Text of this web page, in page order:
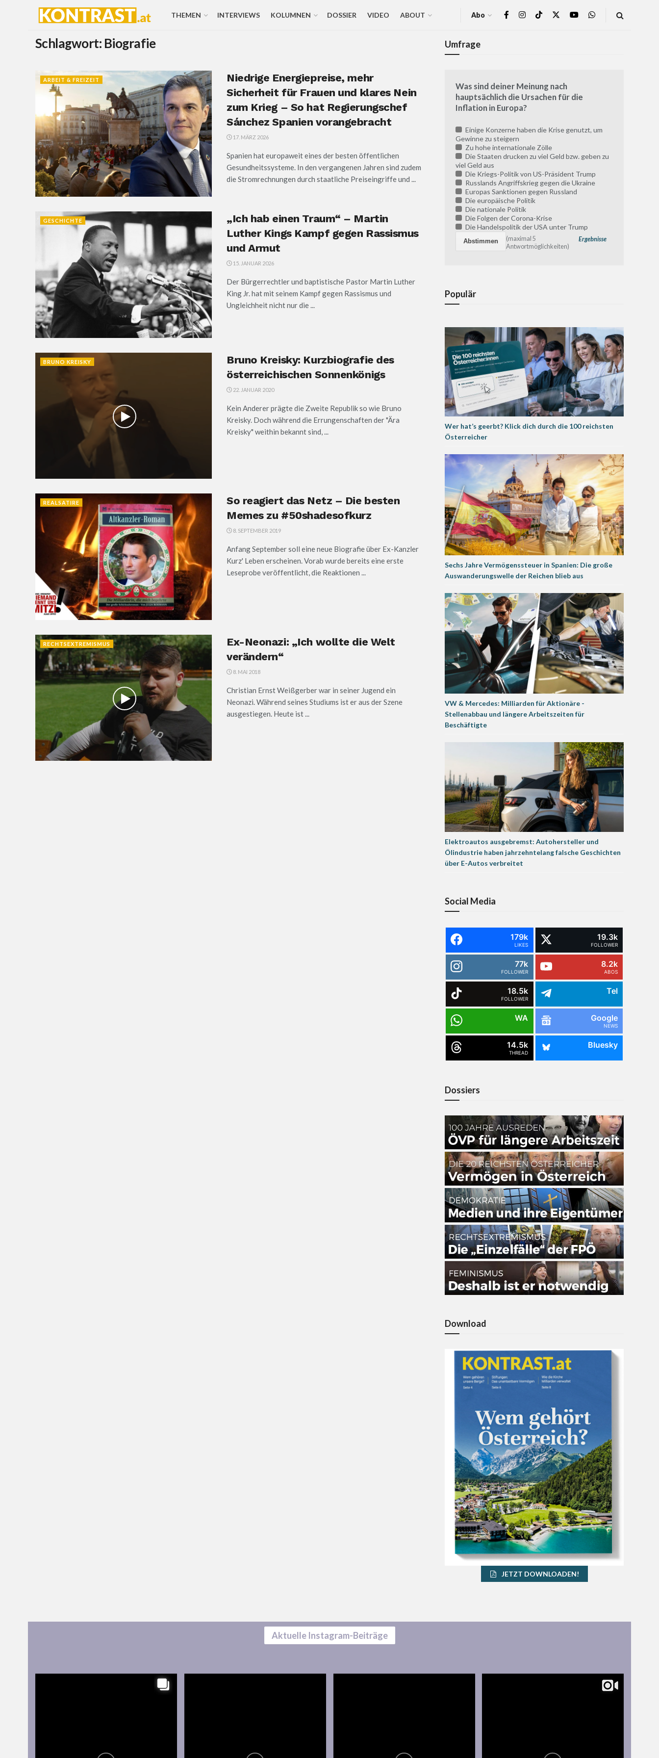
THEMEN INTERVIEWS KOLUMNEN DOSSIER VIDEO ABOUT Abo
Schlagwort: Biografie
ARBEIT & FREIZEIT
Niedrige Energiepreise, mehr
Sicherheit für Frauen und klares Nein
zum Krieg – So hat Regierungschef
Sánchez Spanien vorangebracht
17. MÄRZ 2026
Spanien hat europaweit eines der besten öffentlichen
Gesundheitssysteme. In den vergangenen Jahren sind zudem
die Stromrechnungen durch staatliche Preiseingriffe und ...
GESCHICHTE
„Ich hab einen Traum“ – Martin
Luther Kings Kampf gegen Rassismus
und Armut
15. JANUAR 2026
Der Bürgerrechtler und baptistische Pastor Martin Luther
King Jr. hat mit seinem Kampf gegen Rassismus und
Ungleichheit nicht nur die ...
BRUNO KREISKY
Bruno Kreisky: Kurzbiografie des
österreichischen Sonnenkönigs
22. JANUAR 2020
Kein Anderer prägte die Zweite Republik so wie Bruno
Kreisky. Doch während die Errungenschaften der "Ära
Kreisky" weithin bekannt sind, ...
REALSATIRE
So reagiert das Netz – Die besten
Memes zu #50shadesofkurz
8. SEPTEMBER 2019
Anfang September soll eine neue Biografie über Ex-Kanzler
Kurz' Leben erscheinen. Vorab wurde bereits eine erste
Leseprobe veröffentlicht, die Reaktionen ...
RECHTSEXTREMISMUS
Ex-Neonazi: „Ich wollte die Welt
verändern“
8. MAI 2018
Christian Ernst Weißgerber war in seiner Jugend ein
Neonazi. Während seines Studiums ist er aus der Szene
ausgestiegen. Heute ist ...
Umfrage
Was sind deiner Meinung nach
hauptsächlich die Ursachen für die
Inflation in Europa?
Einige Konzerne haben die Krise genutzt, um
Gewinne zu steigern
Zu hohe internationale Zölle
Die Staaten drucken zu viel Geld bzw. geben zu
viel Geld aus
Die Kriegs-Politik von US-Präsident Trump
Russlands Angriffskrieg gegen die Ukraine
Europas Sanktionen gegen Russland
Die europäische Politik
Die nationale Politik
Die Folgen der Corona-Krise
Die Handelspolitik der USA unter Trump
Ergebnisse
(maximal 5
Antwortmöglichkeiten)
Populär
Wer hat’s geerbt? Klick dich durch die 100 reichsten
Österreicher
Sechs Jahre Vermögenssteuer in Spanien: Die große
Auswanderungswelle der Reichen blieb aus
VW & Mercedes: Milliarden für Aktionäre -
Stellenabbau und längere Arbeitszeiten für
Beschäftigte
Elektroautos ausgebremst: Autohersteller und
Ölindustrie haben jahrzehntelang falsche Geschichten
über E-Autos verbreitet
Social Media
179k
LIKES
19.3k
FOLLOWER
77k
FOLLOWER
8.2k
ABOS
18.5k
FOLLOWER
Tel
WA Google
NEWS
14.5k
THREAD
Bluesky
Dossiers
Download
JETZT DOWNLOADEN!
Aktuelle Instagram-Beiträge